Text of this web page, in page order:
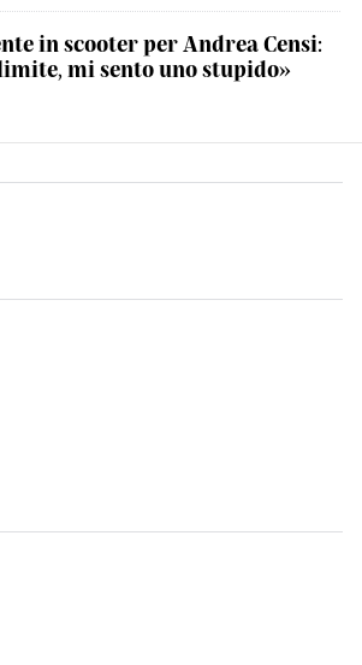
in scooter per Andrea Censi:
mi sento uno stupido»